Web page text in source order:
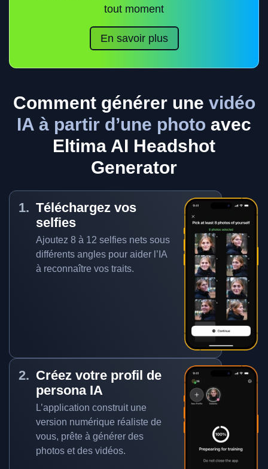
tout moment
En savoir plus
Comment générer une vidéo
IA à partir d’une photo avec
Eltima AI Headshot
Generator
Téléchargez vos
selfies
Ajoutez 8 à 12 selfies nets sous
différents angles pour aider l’IA
à reconnaître vos traits.
Créez votre profil de
persona IA
L’application construit une
version numérique réaliste de
vous, prête à générer des
photos et des vidéos.